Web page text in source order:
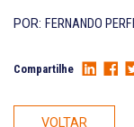
POR: FERNANDO
Compartilhe
VOLTAR